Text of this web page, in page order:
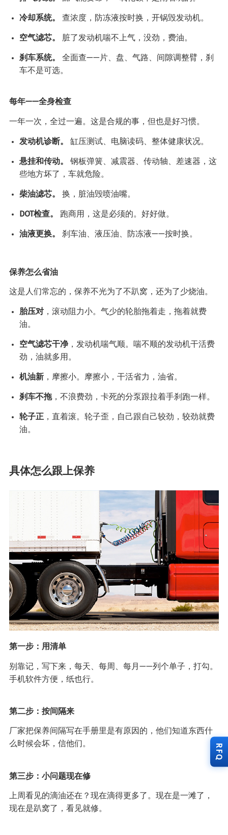
冷却系统。 查浓度，防冻液按时换，开锅毁发动机。
空气滤芯。 脏了发动机喘不上气，没劲，费油。
刹车系统。
全面查——片、盘、气路、间隙调整臂，刹
车不是可选。
每年——全身检查
一年一次，全过一遍。这是合规的事，但也是好习惯。
发动机诊断。 缸压测试、电脑读码、整体健康状况。
悬挂和传动。
钢板弹簧、减震器、传动轴、差速器，这
些地方坏了，车就危险。
柴油滤芯。 换，脏油毁喷油嘴。
DOT检查。 跑商用，这是必须的。好好做。
油液更换。 刹车油、液压油、防冻液——按时换。
保养怎么省油
这是人们常忘的，保养不光为了不趴窝，还为了少烧油。
胎压对，滚动阻力小。气少的轮胎拖着走，拖着就费
油。
空气滤芯干净，发动机喘气顺。喘不顺的发动机干活费
劲，油就多用。
机油新，摩擦小。摩擦小，干活省力，油省。
刹车不拖，不浪费劲，卡死的分泵跟拉着手刹跑一样。
轮子正，直着滚。轮子歪，自己跟自己较劲，较劲就费
油。
具体怎么跟上保养
第一步：用清单
别靠记，写下来，每天、每周、每月——列个单子，打勾。
手机软件方便，纸也行。
第二步：按间隔来
厂家把保养间隔写在手册里是有原因的，他们知道东西什
么时候会坏，信他们。
第三步：小问题现在修
上周看见的滴油还在？现在滴得更多了。现在是一滩了，
现在是趴窝了，看见就修。
RFQ